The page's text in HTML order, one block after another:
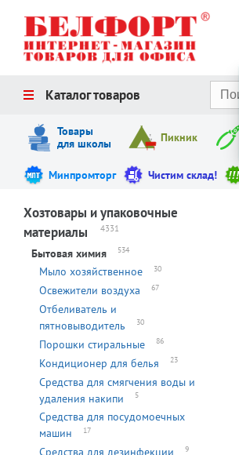
Каталог товаров
Товары
для школы
Пикник
Минпромторг Чистим склад!
Хозтовары и упаковочные
материалы
4331
Бытовая химия 534
Мыло хозяйственное 30
Освежители воздуха 67
Отбеливатель и
пятновыводитель
30
Порошки стиральные 86
Кондиционер для белья 23
Средства для смягчения воды и
удаления накипи
5
Средства для посудомоечных
машин
17
Средства для дезинфекции 9